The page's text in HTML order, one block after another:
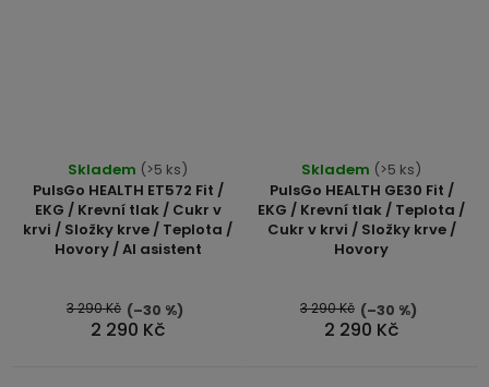
PulsGo HEALTH ET572 Fit /
EKG / Krevní tlak / Cukr v
krvi / Složky krve / Teplota /
Hovory / AI asistent
Skladem (>5 ks)
2 290 Kč
3 290 Kč (–30 %)
PulsGo HEALTH GE30 Fit /
EKG / Krevní tlak / Teplota /
Cukr v krvi / Složky krve /
Hovory
Skladem (>5 ks)
2 290 Kč
3 290 Kč (–30 %)